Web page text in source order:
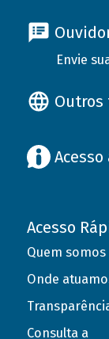
Envie
Outros
Acesso
Quem somos
Onde
Consulta a